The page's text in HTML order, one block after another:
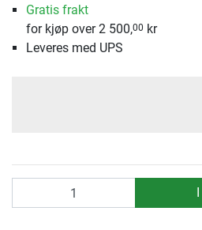
Gratis frakt
for kjøp over 2 500,00 kr
Leveres med UPS